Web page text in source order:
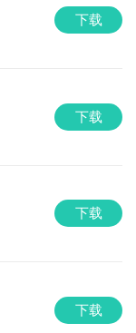
下载
下载
下载
下载